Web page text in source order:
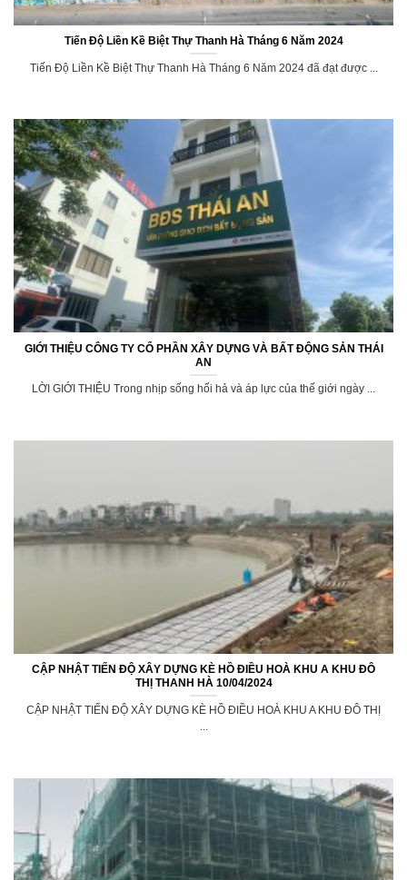
Tiến Độ Liền Kề Biệt Thự Thanh Hà Tháng 6 Năm 2024
Tiến Độ Liền Kề Biệt Thự Thanh Hà Tháng 6 Năm 2024 đã đạt được ...
GIỚI THIỆU CÔNG TY CỔ PHẦN XÂY DỰNG VÀ BẤT ĐỘNG SẢN THÁI
AN
LỜI GIỚI THIỆU Trong nhịp sống hối hả và áp lực của thế giới ngày ...
CẬP NHẬT TIẾN ĐỘ XÂY DỰNG KÈ HỒ ĐIỀU HOÀ KHU A KHU ĐÔ
THỊ THANH HÀ 10/04/2024
CẬP NHẬT TIẾN ĐỘ XÂY DỰNG KÈ HỒ ĐIỀU HOÀ KHU A KHU ĐÔ THỊ